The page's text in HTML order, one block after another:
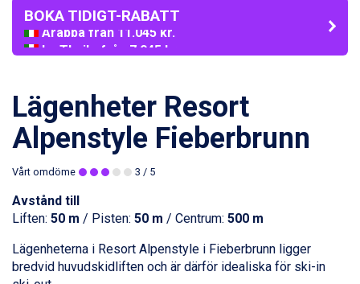
BOKA TIDIGT-RABATT
La Thuile från 7.045 kr.
Cervinia från 8.245 kr.
Bad Hofgastein från 8.595 kr.
Saalbach från 9.445 kr.
Sölden från 12.995 kr.
Champoluc från 5.945 kr.
Wagrain från 7.095 kr.
Fieberbrunn från 9.645 kr.
Ischgl från 11.295 kr.
St. Anton från 11.245 kr.
Zell am See från 6.295 kr.
Lägenheter Resort
Alpenstyle Fieberbrunn
Vårt omdöme 3 / 5
Avstånd till
Liften: 50 m / Pisten: 50 m / Centrum: 500 m
Lägenheterna i Resort Alpenstyle i Fieberbrunn ligger
bredvid huvudskidliften och är därför idealiska för ski-in